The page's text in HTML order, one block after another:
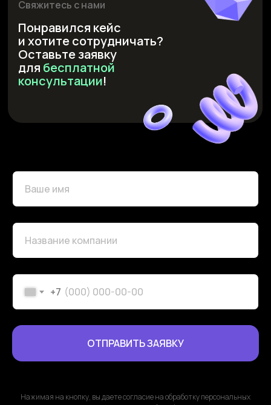
Свяжитесь с нами
Понравился кейс
и хотите сотрудничать?
Оставьте заявку
для бесплатной
консультации!
+7
ОТПРАВИТЬ ЗАЯВКУ
Нажимая на кнопку, вы даете согласие на обработку персональных